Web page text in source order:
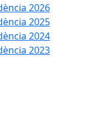
2026
2025
2024
2023